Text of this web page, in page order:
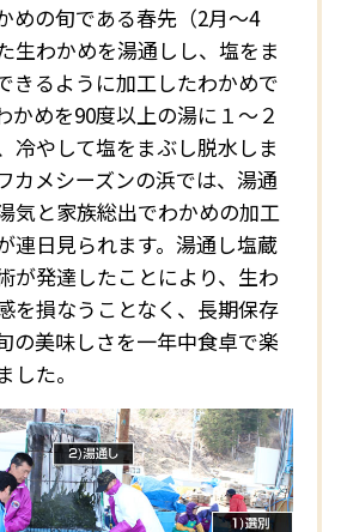
めの旬である春先（2月～4
生わかめを湯通しし、塩をま
きるように加工したわかめで
かめを90度以上の湯に１～２
冷やして塩をまぶし脱水しま
カメシーズンの浜では、湯通
気と家族総出でわかめの加工
連日見られます。湯通し塩蔵
が発達したことにより、生わ
を損なうことなく、長期保存
の美味しさを一年中食卓で楽
した。